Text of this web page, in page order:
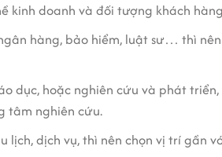
kinh doanh và đối tượng khách
hàng, bảo hiểm, luật sư… thì
dục, hoặc nghiên cứu và phát
tâm nghiên cứu.
dịch vụ, thì nên chọn vị trí gần